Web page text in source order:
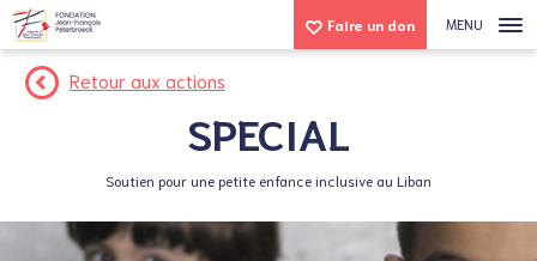
MENU
Faire un don
Retour aux actions
SPECIAL
Soutien pour une petite enfance inclusive au Liban